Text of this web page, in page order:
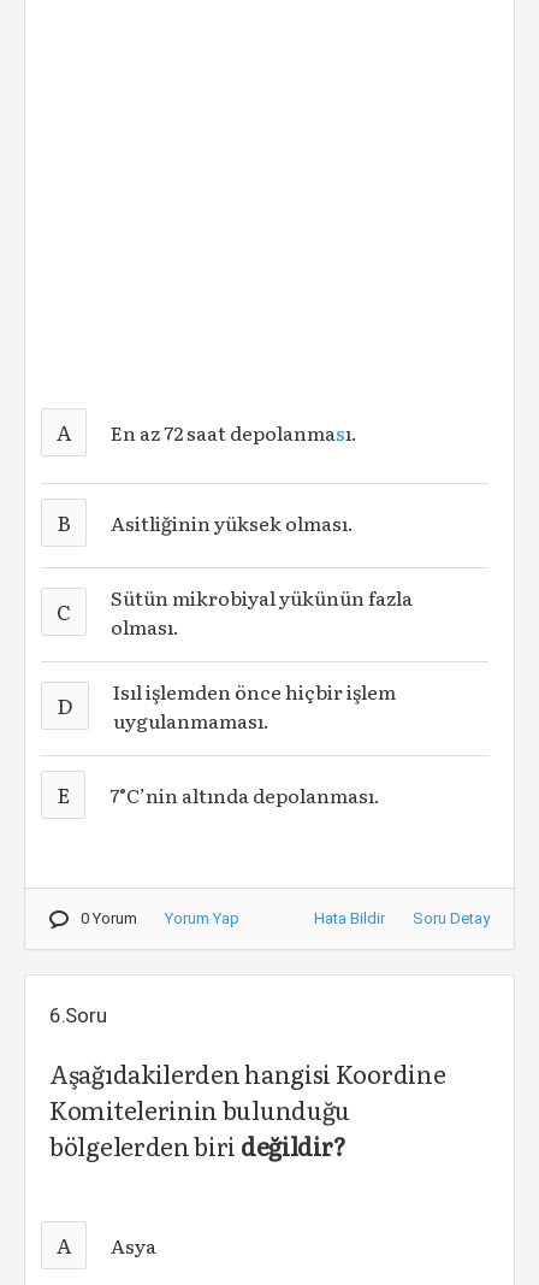
A En az 72 saat depolanması.
B Asitliğinin yüksek olması.
C
Sütün mikrobiyal yükünün fazla
olması.
D
Isıl işlemden önce hiçbir işlem
uygulanmaması.
E 7°C’nin altında depolanması.
0 Yorum Yorum Yap Hata Bildir Soru Detay
6.Soru
Aşağıdakilerden hangisi Koordine
Komitelerinin bulunduğu
bölgelerden biri değildir?
A Asya